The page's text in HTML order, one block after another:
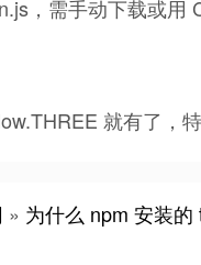
，需手动下载或用
就有了，
» 为什么 npm 安装